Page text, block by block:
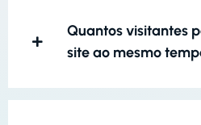
Quantos visitantes
site ao mesmo